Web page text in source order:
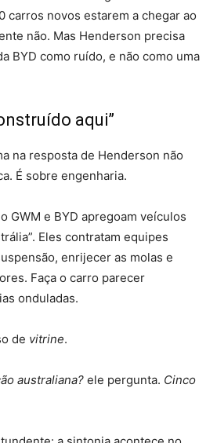
carros novos estarem a chegar ao
não. Mas Henderson precisa
BYD como ruído, e não como uma
aqui”
na resposta de Henderson não
É sobre engenharia.
GWM e BYD apregoam veículos
Eles contratam equipes
enrijecer as molas e
Faça o carro parecer
onduladas.
de vitrine.
australiana? ele pergunta. Cinco